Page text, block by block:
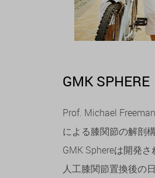
GMK SPHERE
Prof. Michael
による膝関節の解剖
GMK Sphereは開発さ
人工膝関節置換後の